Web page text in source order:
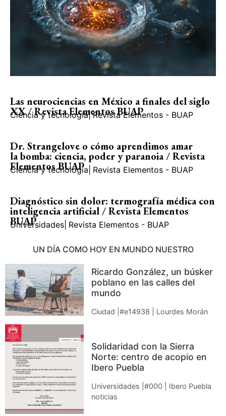
Las neurociencias en México a finales del siglo
XX / Revista Elementos BUAP
Ciencia y tecnología| Revista Elementos - BUAP
Dr. Strangelove o cómo aprendimos amar
la bomba: ciencia, poder y paranoia / Revista
Elementos BUAP
Ciencia y tecnología Revista Elementos - BUAP
Diagnóstico sin dolor: termografía médica con
inteligencia artificial / Revista Elementos
BUAP
Universidades Revista Elementos - BUAP
UN DÍA COMO HOY EN MUNDO NUESTRO
Ricardo González, un búsker
poblano en las calles del
mundo
Ciudad |#e14938 | Lourdes Morán
Solidaridad con la Sierra
Norte: centro de acopio en
Ibero Puebla
Universidades |#000 | Ibero Puebla
noticias